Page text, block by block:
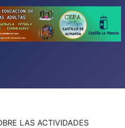
LAS ACTIVIDADES